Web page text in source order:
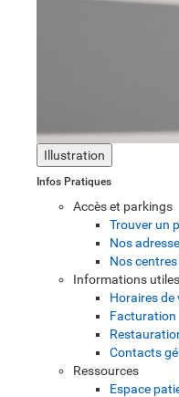
Illustration
Infos Pratiques
Accès et parkings
Trouver un
Nos
Nos
Informations utiles
Horaires de
Facturation
Contacts
Ressources
Espace